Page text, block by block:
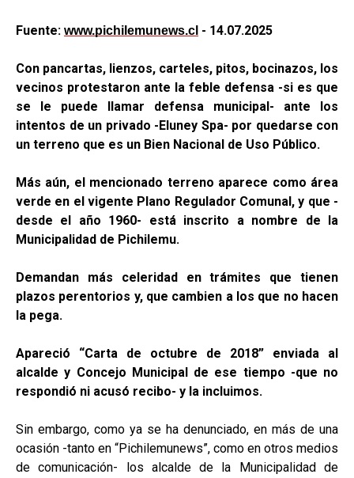
Fuente: www.pichilemunews.cl - 14.07.2025
Con pancartas, lienzos, carteles, pitos, bocinazos, los
vecinos protestaron ante la feble defensa -si es que
se le puede llamar defensa municipal- ante los
intentos de un privado -Eluney Spa- por quedarse con
un terreno que es un Bien Nacional de Uso Público.
Más aún, el mencionado terreno aparece como área
verde en el vigente Plano Regulador Comunal, y que -
desde el año 1960- está inscrito a nombre de la
Municipalidad de Pichilemu.
Demandan más celeridad en trámites que tienen
plazos perentorios y, que cambien a los que no hacen
la pega.
Apareció “Carta de octubre de 2018” enviada al
alcalde y Concejo Municipal de ese tiempo -que no
respondió ni acusó recibo- y la incluimos.
Sin embargo, como ya se ha denunciado, en más de una
ocasión -tanto en “Pichilemunews”, como en otros medios
de comunicación- los alcalde de la Municipalidad de